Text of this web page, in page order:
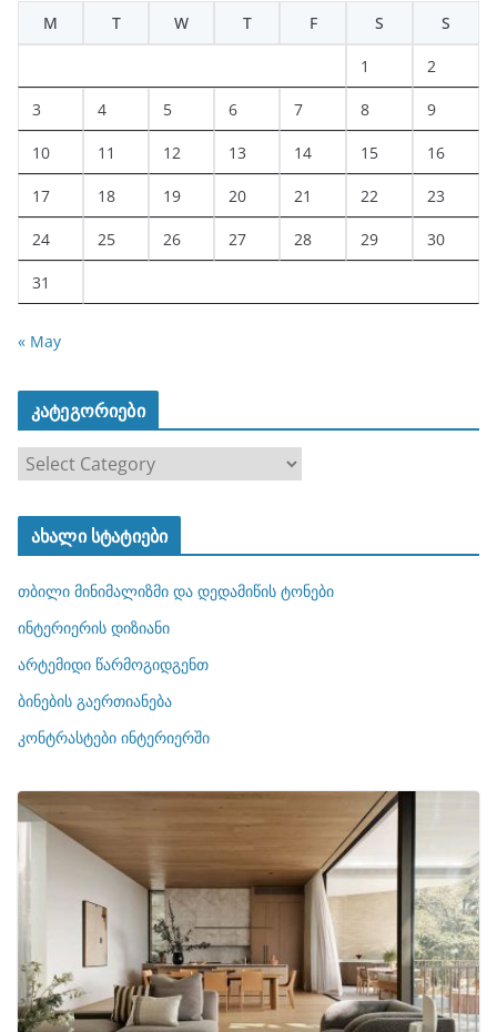
M
T W T F S S
1 2
3 4 5 6 7 8 9
10 11 12 13 14 15 16
17 18 19 20 21 22 23
24 25 26 27 28 29 30
31
« May
კატეგორიები
ტ
ო
რ
ბ
ი
ახალი სტატიები
თბილი მინიმალიზმი და დედამიწის ტონები
ინტერიერის დიზიანი
არტემიდი წარმოგიდგენთ
ბინების გაერთიანება
კონტრასტები ინტერიერში